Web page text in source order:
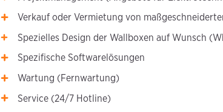
Verkauf oder Vermietung von
Spezielles Design der Wallboxen auf Wunsch
Spezifische Softwarelösungen
Wartung (Fernwartung)
Service (24/7 Hotline)